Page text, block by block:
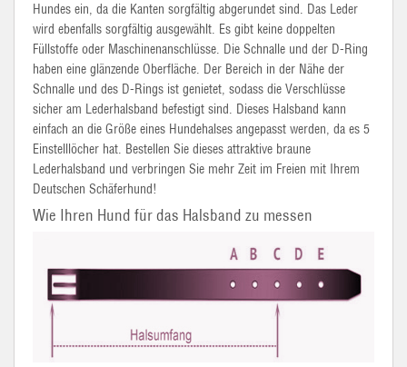
Hundes ein, da die Kanten sorgfältig abgerundet sind. Das Leder
wird ebenfalls sorgfältig ausgewählt. Es gibt keine doppelten
Füllstoffe oder Maschinenanschlüsse. Die Schnalle und der D-Ring
haben eine glänzende Oberfläche. Der Bereich in der Nähe der
Schnalle und des D-Rings ist genietet, sodass die Verschlüsse
sicher am Lederhalsband befestigt sind. Dieses Halsband kann
einfach an die Größe eines Hundehalses angepasst werden, da es 5
Einstelllöcher hat. Bestellen Sie dieses attraktive braune
Lederhalsband und verbringen Sie mehr Zeit im Freien mit Ihrem
Deutschen Schäferhund!
Wie Ihren Hund für das Halsband zu messen